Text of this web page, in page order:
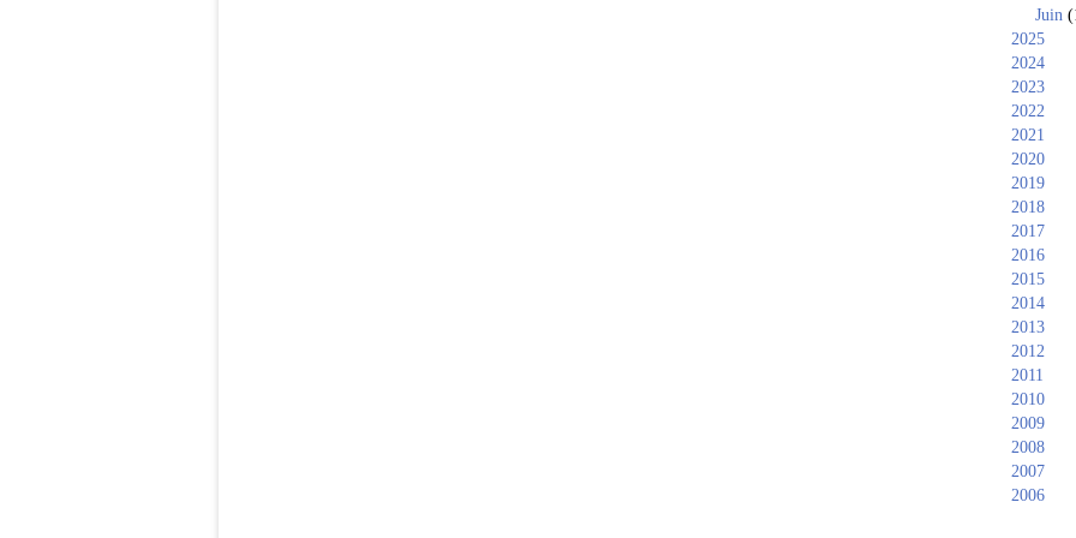
Juin
2025
2024
2023
2022
2021
2020
2019
2018
2017
2016
2015
2014
2013
2012
2011
2010
2009
2008
2007
2006